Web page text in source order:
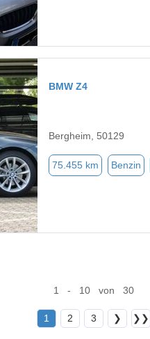
BMW Z4
Bergheim, 50129
75.455 km Benzin
1 - 10 von 30
1 2 3 ❯ ❯❯